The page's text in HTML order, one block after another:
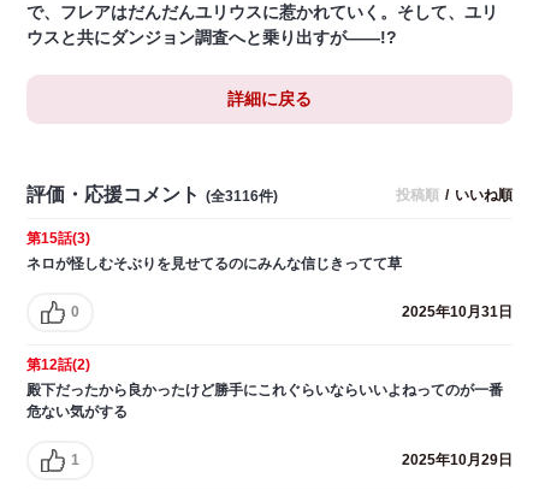
で、フレアはだんだんユリウスに惹かれていく。そして、ユリ
ウスと共にダンジョン調査へと乗り出すが――!?
詳細に戻る
評価・応援コメント (全3116件) 投稿順 / いいね順
第15話(3)
ネロが怪しむそぶりを見せてるのにみんな信じきってて草
0 2025年10月31日
第12話(2)
殿下だったから良かったけど勝手にこれぐらいならいいよねってのが一番
危ない気がする
1 2025年10月29日